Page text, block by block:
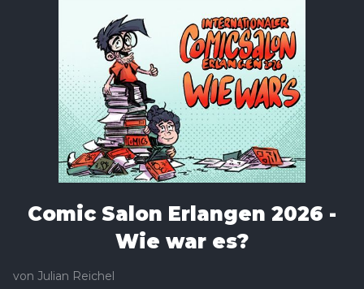
Comic Salon Erlangen 2026 -
Wie war es?
von Julian Reichel